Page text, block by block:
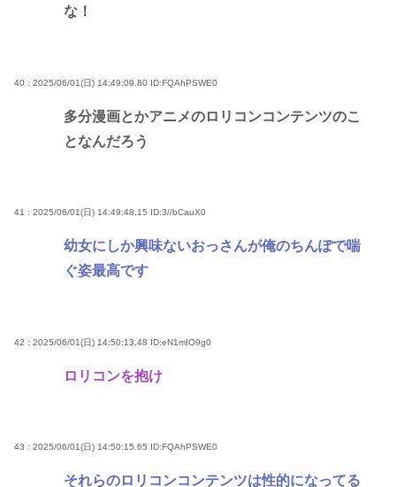
な！
40 : 2025/06/01(日) 14:49:09.80 ID:FQAhPSWE0
多分漫画とかアニメのロリコンコンテンツのこ
となんだろう
41 : 2025/06/01(日) 14:49:48.15 ID:3//bCauX0
幼女にしか興味ないおっさんが俺のちんぽで喘
ぐ姿最高です
42 : 2025/06/01(日) 14:50:13.48 ID:eN1mIO9g0
ロリコンを抱け
43 : 2025/06/01(日) 14:50:15.65 ID:FQAhPSWE0
それらのロリコンコンテンツは性的になってる